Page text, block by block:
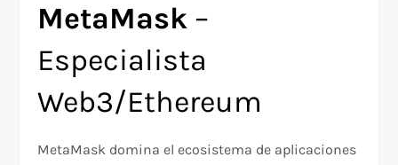
MetaMask –
Especialista
Web3/Ethereum
MetaMask domina el ecosistema de aplicaciones